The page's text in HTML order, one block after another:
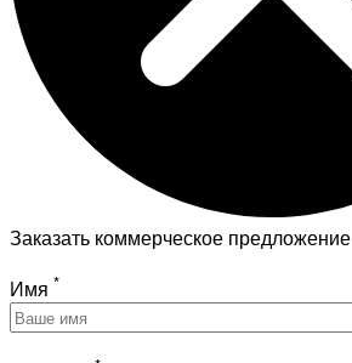
Заказать коммерческое предложение
Имя *